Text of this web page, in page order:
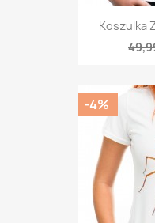
Koszulka
-4%